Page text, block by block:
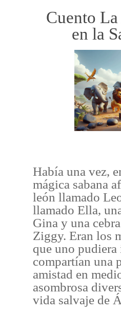
Cuento
en la
Había una vez,
mágica sabana
león llamado
llamado Ella,
Gina y una
Ziggy. Eran los
que uno
compartían una
amistad en
asombrosa
vida salvaje de